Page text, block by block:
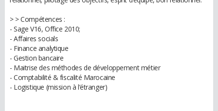
> > Compétences :
- Sage V16, Office 2010;
- Affaires socials
- Finance analytique
- Gestion bancaire
- Maitrise des méthodes de développement métier
- Comptabilité & fiscalité Marocaine
- Logistique (mission à l’étranger)